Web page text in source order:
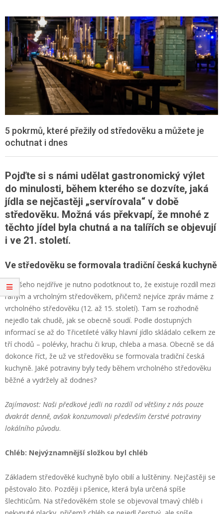
5 pokrmů, které přežily od středověku a můžete je
ochutnat i dnes
Pojďte si s námi udělat gastronomický výlet
do minulosti, během kterého se dozvíte, jaká
jídla se nejčastěji „servírovala“ v době
středověku. Možná vás překvapí, že mnohé z
těchto jídel byla chutná a na talířích se objevují
i ve 21. století.
Ve středověku se formovala tradiční česká kuchyně
Ze všeho nejdříve je nutno podotknout to, že existuje rozdíl mezi
raným a vrcholným středověkem, přičemž nejvíce zpráv máme z
vrcholného středověku (12. až 15. století). Tam se rozhodně
nejedlo tak chudě, jak se obecně soudí. Podle dostupných
informací se až do Třicetileté války hlavní jídlo skládalo celkem ze
tří chodů – polévky, hrachu či krup, chleba a masa. Obecně se dá
dokonce říct, že už ve středověku se formovala tradiční česká
kuchyně. Jaké potraviny byly tedy během vrcholného středověku
běžné a vydržely až dodnes?
Zajímavost: Naši předkové jedli na rozdíl od většiny z nás pouze
dvakrát denně, avšak konzumovali především čerstvé potraviny
lokálního původu.
Chléb: Nejvýznamnější složkou byl chléb
Základem středověké kuchyně bylo obilí a luštěniny. Nejčastěji se
pěstovalo žito. Později i pšenice, která byla určená spíše
šlechticům. Na středověkém stole se objevoval tmavý chléb i